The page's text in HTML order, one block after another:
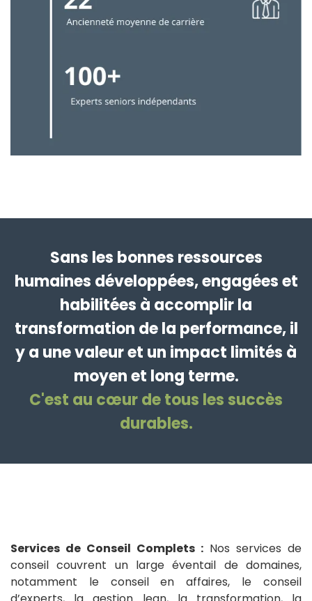
Sans les bonnes ressources
humaines développées, engagées et
habilitées à accomplir la
transformation de la performance, il
y a une valeur et un impact limités à
moyen et long terme.
C'est au cœur de tous les succès
durables.
Services de Conseil Complets : Nos services de
conseil couvrent un large éventail de domaines,
notamment le conseil en affaires, le conseil